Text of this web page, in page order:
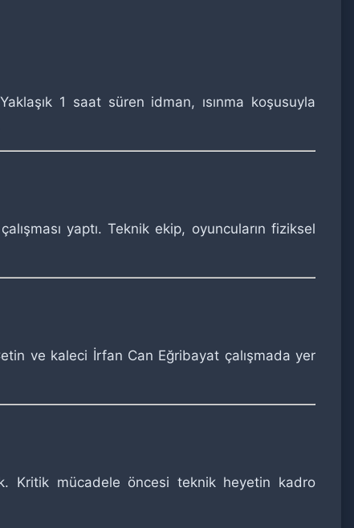
1 saat süren idman, ısınma koşusuyla
yaptı. Teknik ekip, oyuncuların fiziksel
ve kaleci İrfan Can Eğribayat çalışmada yer
Kritik mücadele öncesi teknik heyetin kadro